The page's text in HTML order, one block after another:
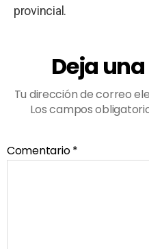
provincial.
Deja
Tu dirección de correo
Los campos
Comentario*